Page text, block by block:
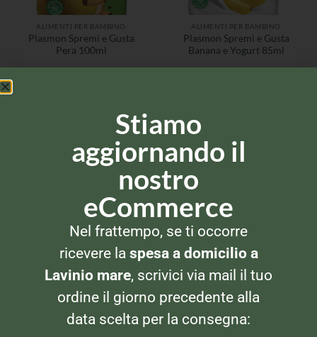
ALIMENTI PER BAMBINO
Plasmon Spremi e Gusta
Pera 100ml
ALIMENTI PER BAMBINO
Plasmon Spremi e Gusta
Banana e Yogurt 85ml
Mio Merenda Latte Cacao Plasmon Tisana al finocchio
Stiamo
aggiornando il
nostro
eCommerce
Nel frattempo, se ti occorre
ricevere la spesa a domicilio a
Lavinio mare, scrivici via mail il tuo
ordine il giorno precedente alla
data scelta per la consegna: